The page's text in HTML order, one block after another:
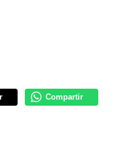
Compartir